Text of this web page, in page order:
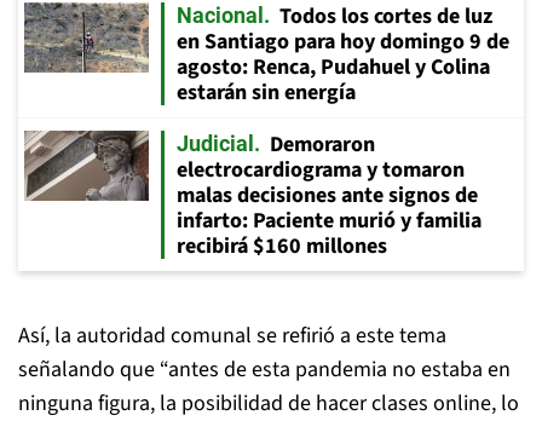
Nacional
Todos los cortes de luz
en Santiago para hoy domingo 9 de
agosto: Renca, Pudahuel y Colina
estarán sin energía
Judicial
Demoraron
electrocardiograma y tomaron
malas decisiones ante signos de
infarto: Paciente murió y familia
recibirá $160 millones
Así, la autoridad comunal se refirió a este tema
señalando que “antes de esta pandemia no estaba en
ninguna figura, la posibilidad de hacer clases online, lo